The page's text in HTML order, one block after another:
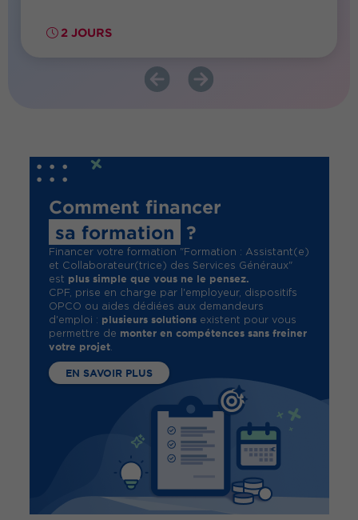
2 JOURS
Comment financer
sa formation
?
Financer votre formation "Formation : Assistant(e)
et Collaborateur(trice) des Services Généraux"
est plus simple que vous ne le pensez.
CPF, prise en charge par l'employeur, dispositifs
OPCO ou aides dédiées aux demandeurs
d'emploi : plusieurs solutionsexistent pour vous
permettre de monter en compétences sans freiner
votre projet.
EN SAVOIR PLUS